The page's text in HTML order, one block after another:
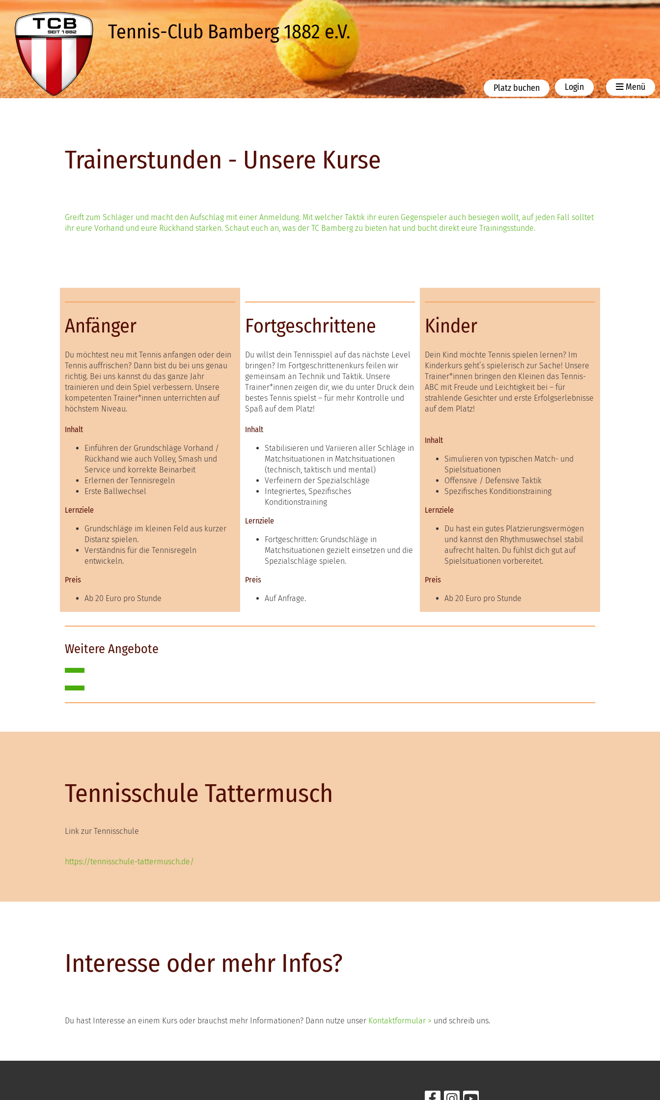
Tennis-Club Bamberg 1882 e.V.
Platz buchen Login Menü
Trainerstunden - Unsere Kurse
Greift zum Schläger und macht den Aufschlag mit einer Anmeldung. Mit welcher Taktik ihr euren Gegenspieler auch besiegen wollt, auf jeden Fall solltet
ihr eure Vorhand und eure Rückhand stärken. Schaut euch an, was der TC Bamberg zu bieten hat und bucht direkt eure Trainingsstunde.
Anfänger
Du möchtest neu mit Tennis anfangen oder dein
Tennis auffrischen? Dann bist du bei uns genau
richtig. Bei uns kannst du das ganze Jahr
trainieren und dein Spiel verbessern. Unsere
kompetenten Trainer*innen unterrichten auf
höchstem Niveau.
Inhalt
Einführen der Grundschläge Vorhand /
Rückhand wie auch Volley, Smash und
Service und korrekte Beinarbeit
Erlernen der Tennisregeln
Erste Ballwechsel
Lernziele
Grundschläge im kleinen Feld aus kurzer
Distanz spielen.
Verständnis für die Tennisregeln
entwickeln.
Preis
Ab 20 Euro pro Stunde
Fortgeschrittene
Du willst dein Tennisspiel auf das nächste Level
bringen? Im Fortgeschrittenenkurs feilen wir
gemeinsam an Technik und Taktik. Unsere
Trainer*innen zeigen dir, wie du unter Druck dein
bestes Tennis spielst – für mehr Kontrolle und
Spaß auf dem Platz!
Inhalt
Stabilisieren und Variieren aller Schläge in
Matchsituationen in Matchsituationen
(technisch, taktisch und mental)
Verfeinern der Spezialschläge
Integriertes, Spezifisches
Konditionstraining
Lernziele
Fortgeschritten: Grundschläge in
Matchsituationen gezielt einsetzen und die
Spezialschläge spielen.
Preis
Auf Anfrage.
Kinder
Dein Kind möchte Tennis spielen lernen? Im
Kinderkurs geht’s spielerisch zur Sache! Unsere
Trainer*innen bringen den Kleinen das Tennis-
ABC mit Freude und Leichtigkeit bei – für
strahlende Gesichter und erste Erfolgserlebnisse
auf dem Platz!
Inhalt
Simulieren von typischen Match- und
Spielsituationen
Offensive / Defensive Taktik
Spezifisches Konditionstraining
Lernziele
Du hast ein gutes Platzierungsvermögen
und kannst den Rhythmuswechsel stabil
aufrecht halten. Du fühlst dich gut auf
Spielsituationen vorbereitet.
Preis
Ab 20 Euro pro Stunde
Weitere Angebote
Tennisschule Tattermusch
Link zur Tennisschule
https://tennisschule-tattermusch.de/
Interesse oder mehr Infos?
Du hast Interesse an einem Kurs oder brauchst mehr Informationen? Dann nutze unser Kontaktformular > und schreib uns.